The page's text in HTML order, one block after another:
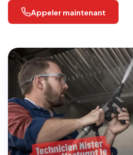
Appeler maintenant